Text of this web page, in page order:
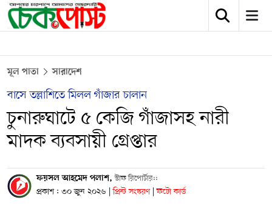
মূল পাতা সারাদেশ
বাসে তল্লাশিতে মিলল গাঁজার চালান
চুনারুঘাটে ৫ কেজি গাঁজাসহ নারী
মাদক ব্যবসায়ী গ্রেপ্তার
ফয়সল আহমেদ পলাশ,স্টাফ রিপোর্টার::
প্রকাশ : ৩০ জুন ২০২৬ | প্রিন্ট সংস্করণ | ফটো কার্ড